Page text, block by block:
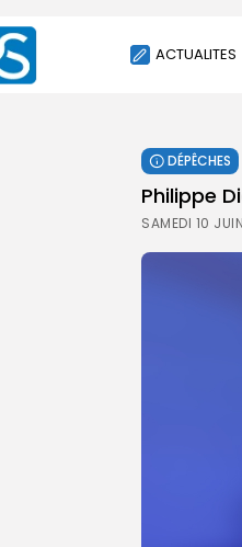
ACTUALITES
SOCIÉTÉ
ÉCONOMIE
CULTURE
DÉPÊCHES
Philippe
SAMEDI 10